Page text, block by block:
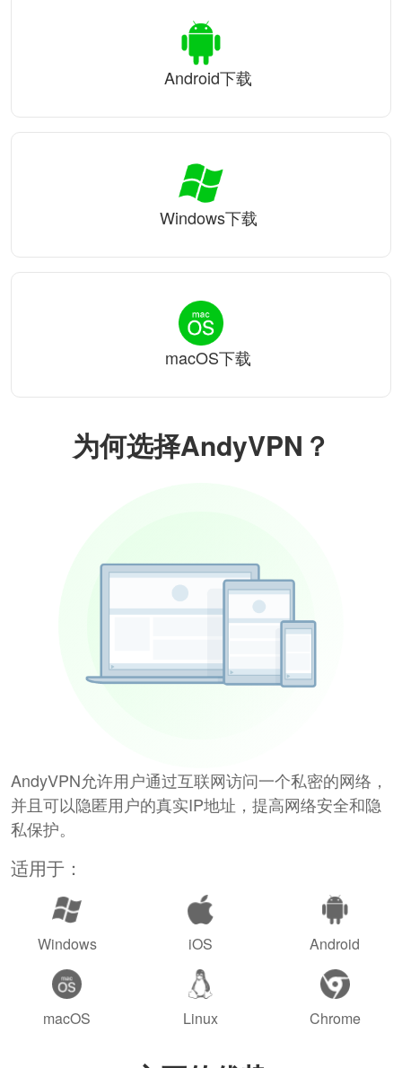
为何选择AndyVPN？
AndyVPN允许用户通过互联网访问一个私密的网络，
并且可以隐匿用户的真实IP地址，提高网络安全和隐
私保护。
适用于：
Windows iOS Android
macOS Linux Chrome
Android下载
Windows下载
macOS下载